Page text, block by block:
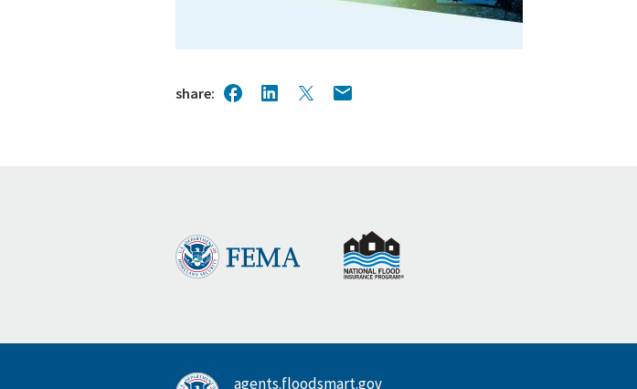
share
agents.floodsmart.gov